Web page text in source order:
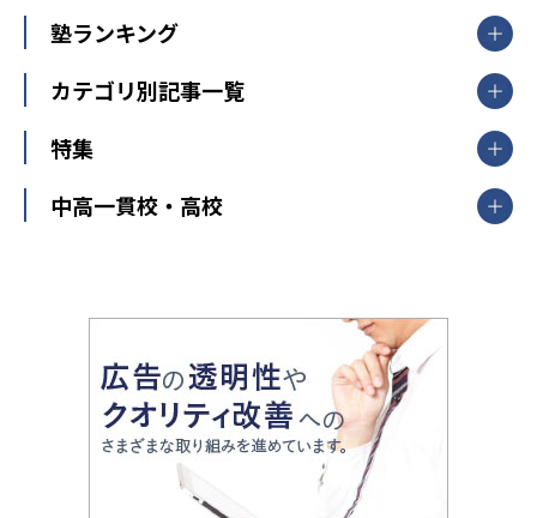
関東
東京都
神奈川県
茨城県
栃木県
群馬県
新潟県
中部
愛知県
静岡県
長野県
大阪府
兵庫県 京都府 奈良県
和歌山県
鳥取県
島根県 岡山県 広島県
香川県
高知県
東京個別指導学院
明光義塾
個別教室のトライ
武田塾
個別指導
オンライン指導
塾ランキング
中学受験ランキング
カテゴリ別記事一覧
中学受験
大学受験
教育全般
中学受験に熱心な市区町村ランキング
小学校受験
家庭教師
特集
開成番長直伝！子どもの受験を成功させる方法
運動と遊びを考える
情報Ⅰ、数学が苦手な人注目！最短距離の学力
アップ法
悩み多き「大学受験」相談室
英語・英会話・英検対策
小学校教師が解説！中学受験のリアル
中高一貫校・高校
大学入試改革
ママテクエグザム
進化する中高一貫校・高校